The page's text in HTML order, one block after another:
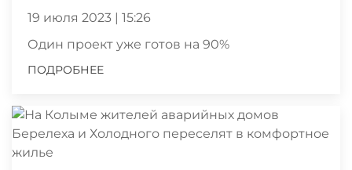
19 июля 2023 | 15:26
Один проект уже готов на 90%
ПОДРОБНЕЕ